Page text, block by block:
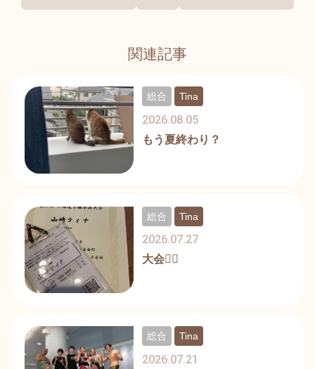
関連記事
もう夏終わり？
2026.08.05
総合 Tina
大会🏊‍♀️
2026.07.27
総合 Tina
2026.07.21
総合 Tina